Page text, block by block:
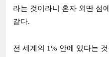
라는 것이라니 혼자 외딴 섬
같다.
전 세계의 1% 안에 있다는